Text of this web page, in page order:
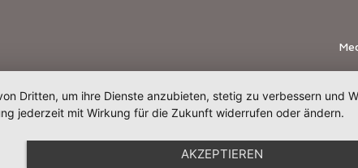
Dritten, um ihre Dienste anzubieten, stetig zu verbessern
jederzeit mit Wirkung für die Zukunft widerrufen oder ändern.
AKZEPTIEREN